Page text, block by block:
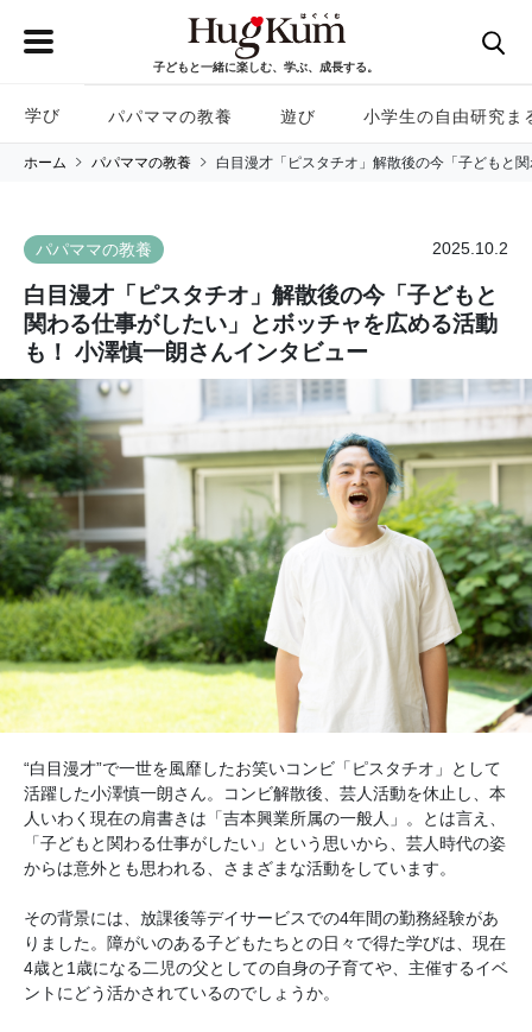
子どもと一緒に楽しむ、学ぶ、成長する。
学び パパママの教養 遊び 小学生の自由研究ま
ホーム パパママの教養 白目漫才「ピスタチオ」解散後の今「子どもと
パパママの教養 2025.10.2
白目漫才「ピスタチオ」解散後の今「子どもと
関わる仕事がしたい」とボッチャを広める活動
も！ 小澤慎一朗さんインタビュー
“白目漫才”で一世を風靡したお笑いコンビ「ピスタチオ」として
活躍した小澤慎一朗さん。コンビ解散後、芸人活動を休止し、本
人いわく現在の肩書きは「吉本興業所属の一般人」。とは言え、
「子どもと関わる仕事がしたい」という思いから、芸人時代の姿
からは意外とも思われる、さまざまな活動をしています。
その背景には、放課後等デイサービスでの4年間の勤務経験があ
りました。障がいのある子どもたちとの日々で得た学びは、現在
4歳と1歳になる二児の父としての自身の子育てや、主催するイベ
ントにどう活かされているのでしょうか。